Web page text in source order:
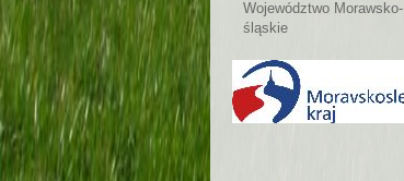
Województwo Morawsko-
śląskie